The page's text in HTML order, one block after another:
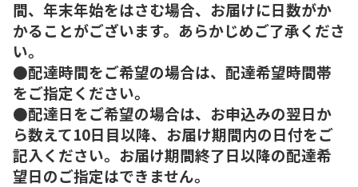
間、年末年始をはさむ場合、お届けに日数がか
かることがございます。あらかじめご了承くださ
い。
●配達時間をご希望の場合は、配達希望時間帯
をご指定ください。
●配達日をご希望の場合は、お申込みの翌日か
ら数えて10日目以降、お届け期間内の日付をご
記入ください。お届け期間終了日以降の配達希
望日のご指定はできません。